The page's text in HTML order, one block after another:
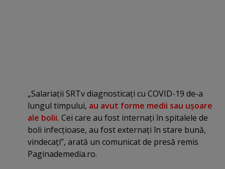
„Salariaţii SRTv diagnosticaţi cu COVID-19 de-a
lungul timpului, au avut forme medii sau uşoare
ale bolii. Cei care au fost internaţi în spitalele de
boli infecţioase, au fost externaţi în stare bună,
vindecaţi”, arată un comunicat de presă remis
Paginademedia.ro.